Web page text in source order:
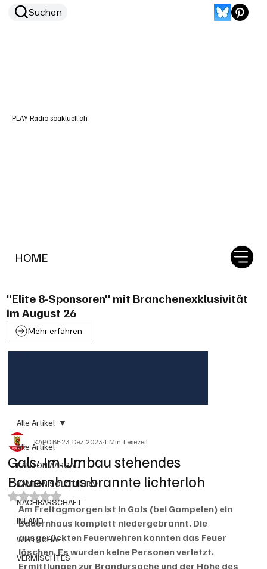
HOME
Suchen
PLAY Radio soaktuell.ch
"Elite 8-Sponsoren" mit Branchenexklusivität
im August 26
Mehr erfahren
Alle Artikel
KANTON AARGAU
KANTON SOLOTHURN
NACHBARSCHAFT
INLAND
WIRTSCHAFT
VERMISCHTES
Alle Artikel
Gals: Im Umbau stehendes
Bauernhaus brannte lichterloh
KAPO BE23. Dez. 20231 Min. Lesezeit
Mit NaN von 5 Sternen bewertet.
Am Freitagmorgen ist in Gals (bei Gampelen) ein
Bauernhaus komplett niedergebrannt. Die
ausgerückten Feuerwehren konnten das Feuer
löschen. Es wurden keine Personen verletzt.
Ermittlungen zur Brandursache und der Höhe des